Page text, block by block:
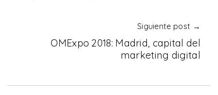
Siguiente post →
OMExpo 2018: Madrid, capital del
marketing digital